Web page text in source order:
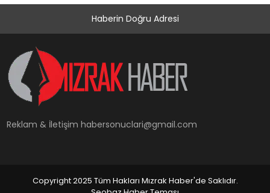
Haberin Doğru Adresi
Reklam & İletişimhabersonuclari@gmail.com
Copyright 2025 Tüm Hakları Mızrak Haber'de Saklıdır.